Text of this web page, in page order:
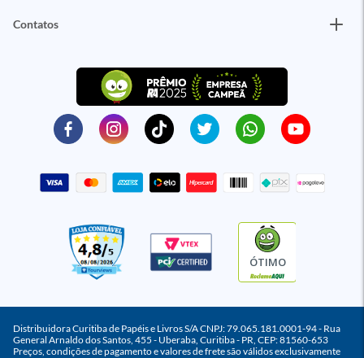
Contatos
ÓTIMO
Distribuidora Curitiba de Papéis e Livros S/A CNPJ: 79.065.181.0001-94 - Rua
General Arnaldo dos Santos, 455 - Uberaba, Curitiba - PR, CEP: 81560-653
Preços, condições de pagamento e valores de frete são válidos exclusivamente